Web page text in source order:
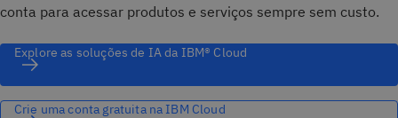
conta para acessar produtos e serviços sempre sem custo.
Explore as soluções de IA da IBM® Cloud
Crie uma conta gratuita na IBM Cloud